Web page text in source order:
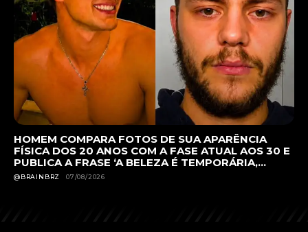
HOMEM COMPARA FOTOS DE SUA APARÊNCIA
FÍSICA DOS 20 ANOS COM A FASE ATUAL AOS 30 E
PUBLICA A FRASE ‘A BELEZA É TEMPORÁRIA,...
@BRAINBRZ 07/08/2026